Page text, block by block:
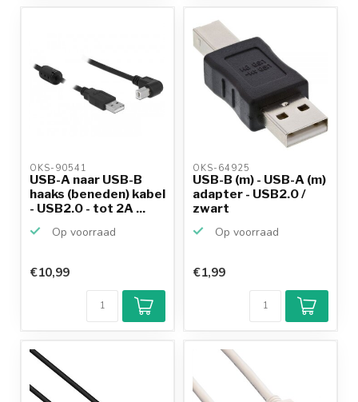
OKS-90541
USB-A naar USB-B
haaks (beneden) kabel
- USB2.0 - tot 2A ...
Op voorraad
€10,99
OKS-64925
USB-B (m) - USB-A (m)
adapter - USB2.0 /
zwart
Op voorraad
9,2/10
Achteraf
betalen mogelijk
productkennis
€1,99